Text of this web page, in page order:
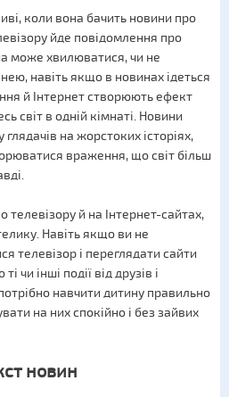
коли вона бачить новини про
йде повідомлення про
може хвилюватися, чи не
навіть якщо в новинах ідеться
й Інтернет створюють ефект
світ в одній кімнаті. Новини
на жорстоких історіях,
враження, що світ більш
телевізору й на Інтернет-сайтах,
Навіть якщо ви не
телевізор і переглядати сайти
чи інші події від друзів і
навчити дитину правильно
на них спокійно і без зайвих
новин